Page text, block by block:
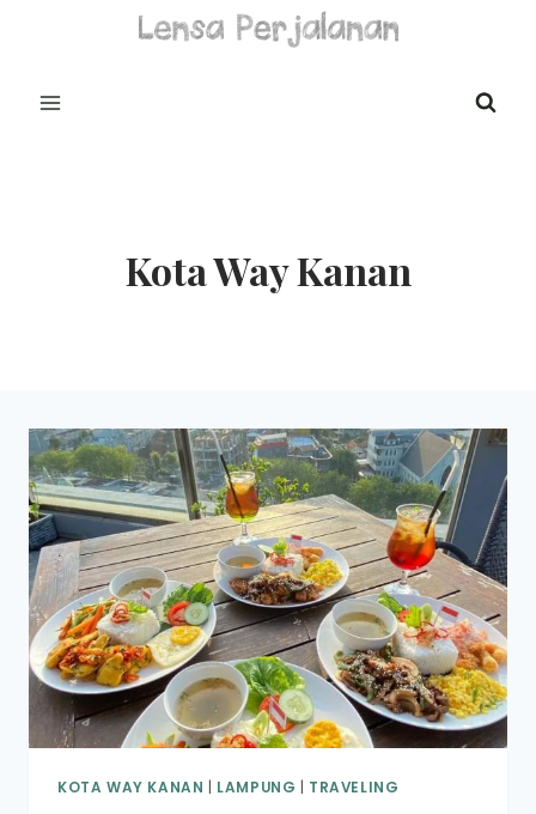
Kota Way Kanan
KOTA WAY KANAN LAMPUNG TRAVELING